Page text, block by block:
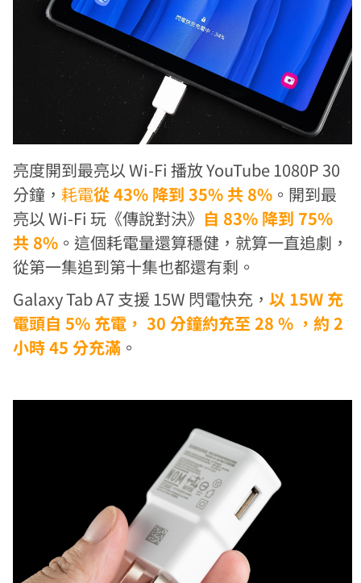
亮度開到最亮以 Wi-Fi 播放 YouTube 1080P 30
分鐘，耗電從 43% 降到 35% 共 8% 。開到最
亮以 Wi-Fi 玩《傳說對決》 自 83% 降到 75%
共 8% 。這個耗電量還算穩健，就算一直追劇，
從第一集追到第十集也都還有剩。
Galaxy Tab A7 支援 15W 閃電快充，以 15W 充
電頭自 5% 充電， 30 分鐘約充至 28 % ，約 2
小時 45 分充滿 。